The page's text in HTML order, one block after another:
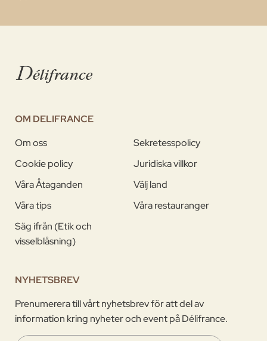
OM DELIFRANCE
Om oss
Sekretesspolicy
Cookie policy
Juridiska villkor
Våra Åtaganden
Välj land
Våra tips
Våra restauranger
Säg ifrån (Etik och
visselblåsning)
NYHETSBREV
Prenumerera till vårt nyhetsbrev för att del av
information kring nyheter och event på Délifrance.